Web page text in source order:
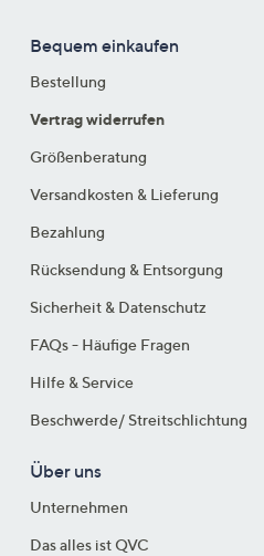
Bequem einkaufen
Bestellung
Vertrag widerrufen
Größenberatung
Versandkosten & Lieferung
Bezahlung
Rücksendung & Entsorgung
Sicherheit & Datenschutz
FAQs - Häufige Fragen
Hilfe & Service
Beschwerde/ Streitschlichtung
Über uns
Unternehmen
Das alles ist QVC